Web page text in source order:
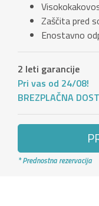
Zaščita pred
Enostavno
2 leti garancije
Pri vas od 24/08!
BREZPLAČNA
* Prednostna rezervacija